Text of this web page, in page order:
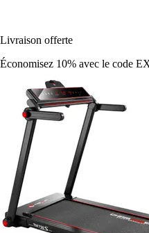
Livraison offerte
Économisez 10% avec le code